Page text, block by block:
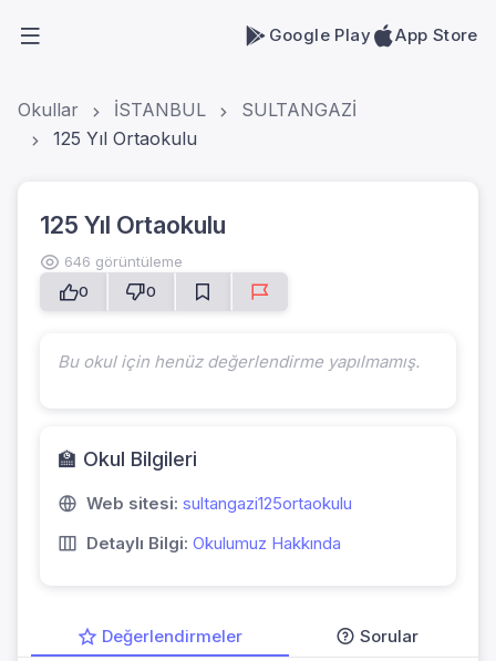
Google Play App Store
Okullar İSTANBUL
SULTANGAZİ
125 Yıl Ortaokulu
125 Yıl Ortaokulu
646 görüntüleme
0
0
Bu okul için henüz değerlendirme yapılmamış.
🏫 Okul Bilgileri
Web sitesi: sultangazi125ortaokulu
Detaylı Bilgi: Okulumuz Hakkında
Değerlendirmeler Sorular